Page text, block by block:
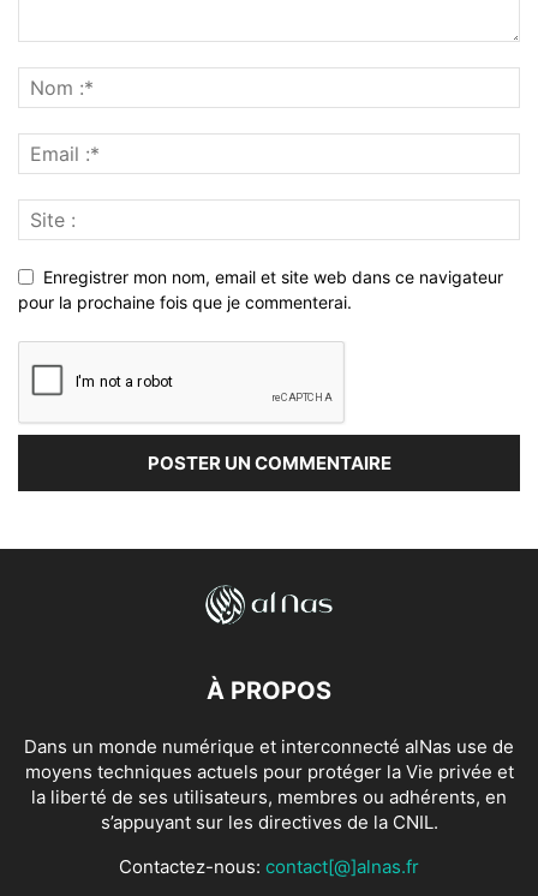
Enregistrer mon nom, email et site web dans ce navigateur
pour la prochaine fois que je commenterai.
À PROPOS
Dans un monde numérique et interconnecté alNas use de
moyens techniques actuels pour protéger la Vie privée et
la liberté de ses utilisateurs, membres ou adhérents, en
s’appuyant sur les directives de la CNIL.
Contactez-nous: contact[@]alnas.fr